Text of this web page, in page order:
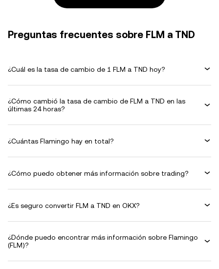
Preguntas frecuentes sobre FLM a TND
¿Cuál es la tasa de cambio de 1 FLM a TND hoy?
¿Cómo cambió la tasa de cambio de FLM a TND en las
últimas 24 horas?
¿Cuántas Flamingo hay en total?
¿Cómo puedo obtener más información sobre trading?
¿Es seguro convertir FLM a TND en OKX?
¿Dónde puedo encontrar más información sobre Flamingo
(FLM)?